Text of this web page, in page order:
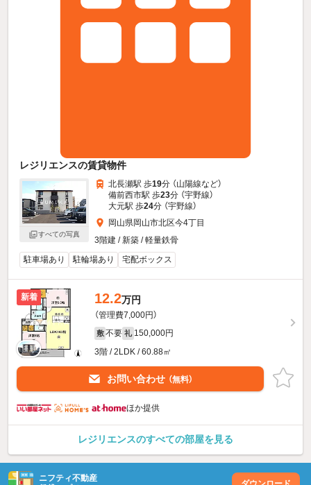
レジリエンスの賃貸物件
すべての写真
北長瀬駅 歩19分 （山陽線など）
備前西市駅 歩23分 （宇野線）
大元駅 歩24分 （宇野線）
岡山県岡山市北区今4丁目
3階建 / 新築 / 軽量鉄骨
駐車場あり
駐輪場あり 宅配ボックス
新着 12.2万円
（管理費7,000円）
敷 不要 礼 150,000円
3階 / 2LDK / 60.88㎡
お問い合わせ （無料）
ほか提供
レジリエンスのすべての部屋を見る
ニフティ不動産